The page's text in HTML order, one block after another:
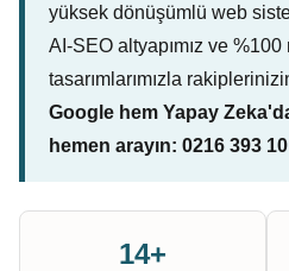
yüksek dönüşümlü web
AI-SEO altyapımız ve
tasarımlarımızla
Google hem Yapay
hemen arayın: 0216 393
14+